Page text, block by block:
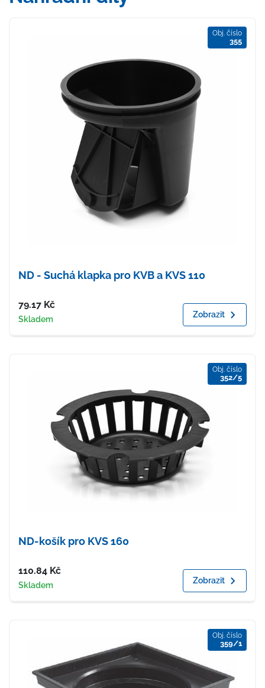
Obj. číslo
355
ND - Suchá klapka pro KVB a KVS 110
Cena
79.17 Kč
Dostupnost
Skladem Zobrazit
Obj. číslo
352/5
ND-košík pro KVS 160
Cena
110.84 Kč
Dostupnost
Skladem Zobrazit
Obj. číslo
359/1